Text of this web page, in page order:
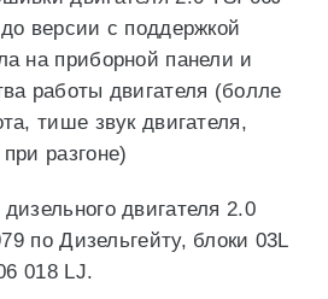
версии с поддержкой
на приборной панели и
работы двигателя (болле
тише звук двигателя,
разгоне)
двигателя 2.0
по Дизельгейту, блоки 03L
018 LJ.